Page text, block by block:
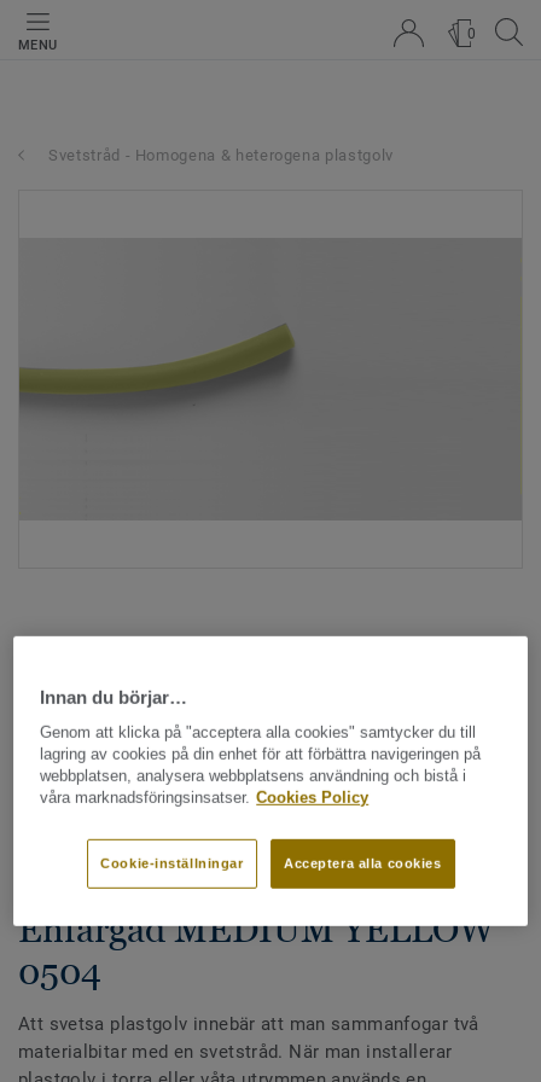
MENU
0
Svetstråd - Homogena & heterogena plastgolv
Hela kollektionen - LRV och NCS (1355)
Alla tillbehör|Svetstråd
Svetstråd - Homogena &
heterogena plastgolv -
Enfärgad MEDIUM YELLOW
0504
Att svetsa plastgolv innebär att man sammanfogar två
materialbitar med en svetstråd. När man installerar
Innan du börjar…
Genom att klicka på "acceptera alla cookies" samtycker du till
lagring av cookies på din enhet för att förbättra navigeringen på
webbplatsen, analysera webbplatsens användning och bistå i
våra marknadsföringsinsatser. Cookies Policy
Acceptera alla cookies
Cookie-inställningar